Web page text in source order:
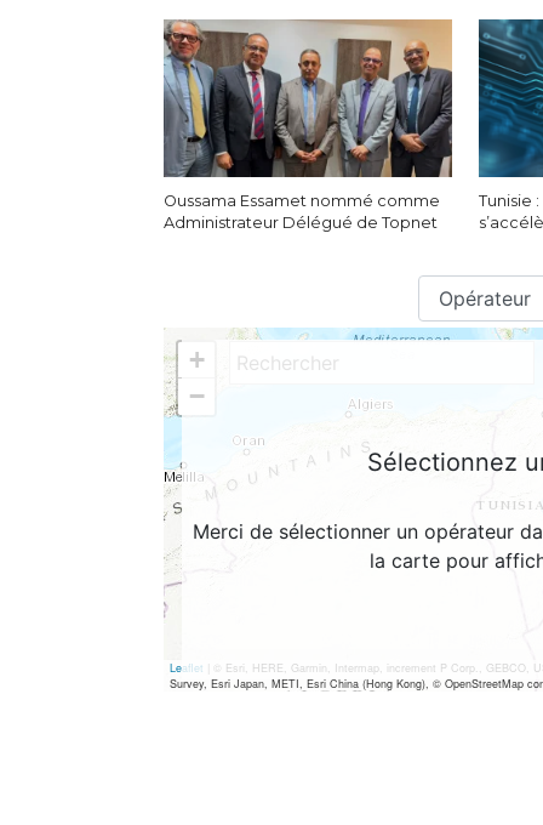
Oussama Essamet nommé comme
Administrateur Délégué de Topnet
Tunisie